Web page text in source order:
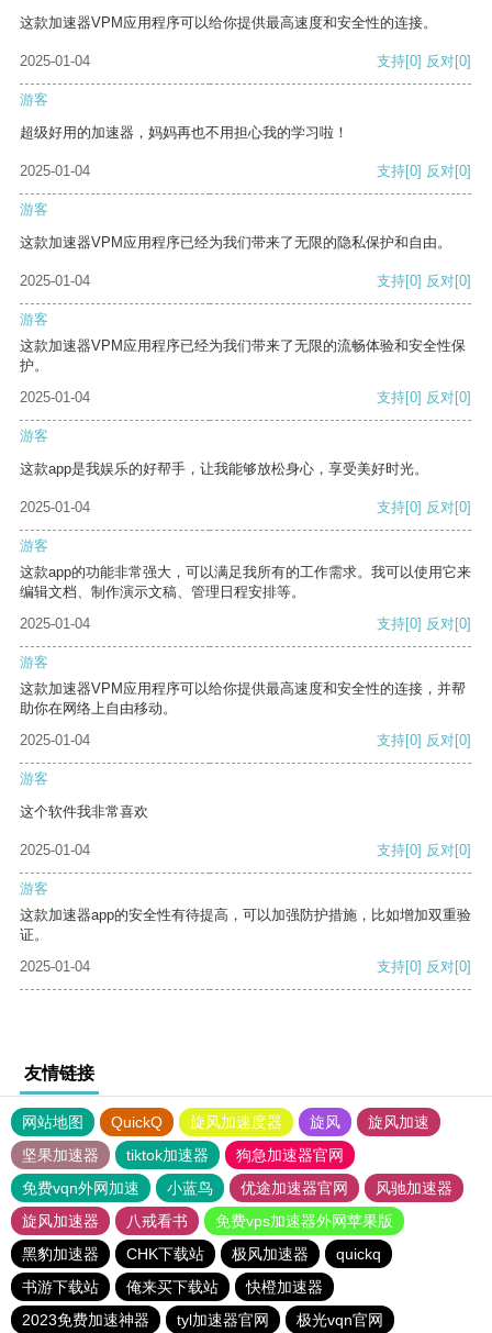
这款加速器VPM应用程序可以给你提供最高速度和安全性的连接。
2025-01-04 支持[0] 反对[0]
游客
超级好用的加速器，妈妈再也不用担心我的学习啦！
2025-01-04 支持[0] 反对[0]
游客
这款加速器VPM应用程序已经为我们带来了无限的隐私保护和自由。
2025-01-04 支持[0] 反对[0]
游客
这款加速器VPM应用程序已经为我们带来了无限的流畅体验和安全性保
护。
2025-01-04
支持[0] 反对[0]
游客
这款app是我娱乐的好帮手，让我能够放松身心，享受美好时光。
2025-01-04 支持[0] 反对[0]
游客
这款app的功能非常强大，可以满足我所有的工作需求。我可以使用它来
编辑文档、制作演示文稿、管理日程安排等。
2025-01-04
支持[0] 反对[0]
游客
这款加速器VPM应用程序可以给你提供最高速度和安全性的连接，并帮
助你在网络上自由移动。
2025-01-04
支持[0] 反对[0]
游客
这个软件我非常喜欢
2025-01-04 支持[0] 反对[0]
游客
这款加速器app的安全性有待提高，可以加强防护措施，比如增加双重验
证。
2025-01-04
支持[0] 反对[0]
友情链接
网站地图 QuickQ 旋风加速度器 旋风
旋风加速
坚果加速器
tiktok加速器
狗急加速器官网
免费vqn外网加速
小蓝鸟 优途加速器官网
风驰加速器
旋风加速器
八戒看书
免费vps加速器外网苹果版
黑豹加速器
CHK下载站 极风加速器
quickq
书游下载站
俺来买下载站
快橙加速器
2023免费加速神器
tyl加速器官网 极光vqn官网